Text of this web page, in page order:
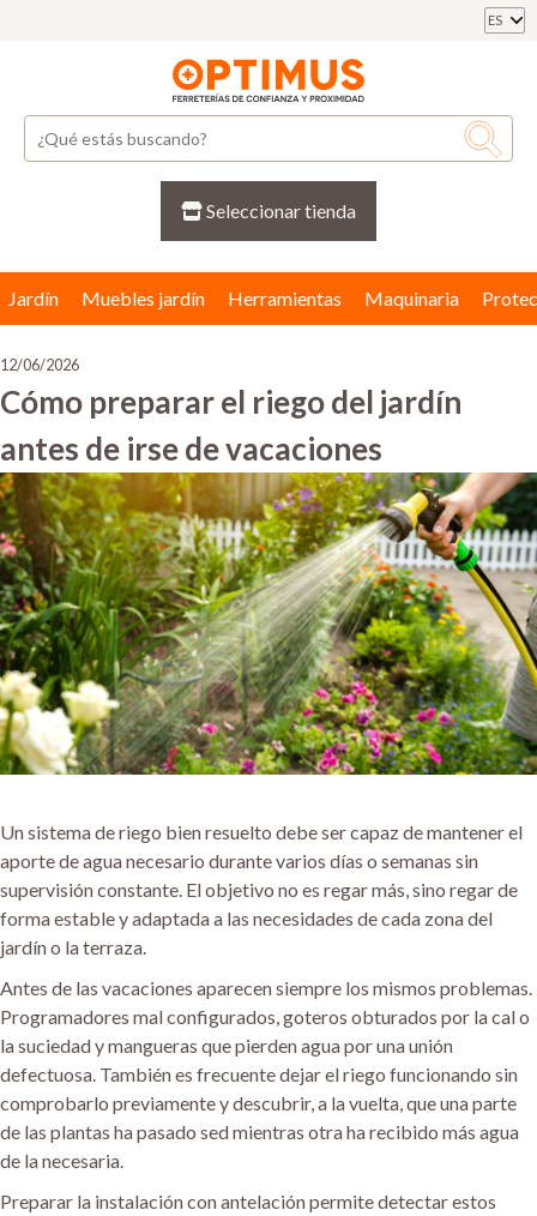
ES
Seleccionar tienda
Jardín Muebles jardín Herramientas Maquinaria
12/06/2026
Cómo preparar el riego del jardín
antes de irse de vacaciones
Un sistema de riego bien resuelto debe ser capaz de mantener el
aporte de agua necesario durante varios días o semanas sin
supervisión constante. El objetivo no es regar más, sino regar de
forma estable y adaptada a las necesidades de cada zona del
jardín o la terraza.
Antes de las vacaciones aparecen siempre los mismos problemas.
Programadores mal configurados, goteros obturados por la cal o
la suciedad y mangueras que pierden agua por una unión
defectuosa. También es frecuente dejar el riego funcionando sin
comprobarlo previamente y descubrir, a la vuelta, que una parte
de las plantas ha pasado sed mientras otra ha recibido más agua
de la necesaria.
Preparar la instalación con antelación permite detectar estos